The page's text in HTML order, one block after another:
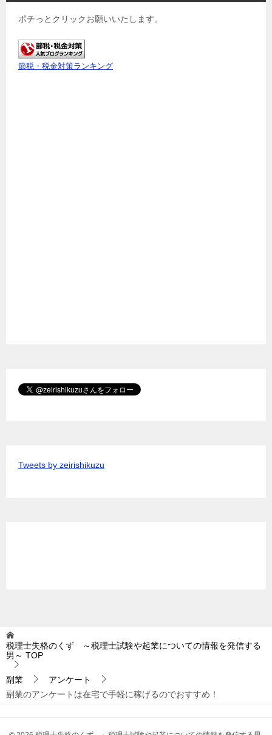
ポチっとクリックお願いいたします。
節税・税金対策ランキング
Tweets by zeirishikuzu
税理士失格のくず ～税理士試験や起業についての情報を発信する
男～ TOP
副業
アンケート
副業のアンケートは在宅で手軽に稼げるのでおすすめ！